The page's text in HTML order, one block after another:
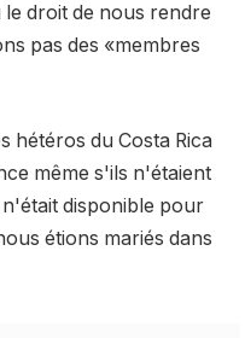
droit de nous rendre
pas des «membres
hétéros du Costa Rica
même s'ils n'étaient
disponible pour
étions mariés dans